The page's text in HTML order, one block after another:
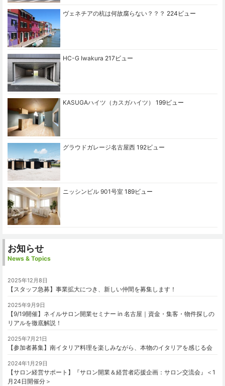
ヴェネチアの杭は何故腐らない？？？ 224ビュー
HC-G Iwakura 217ビュー
KASUGAハイツ（カスガハイツ） 199ビュー
グラウドガレージ名古屋西 192ビュー
ニッシンビル 901号室 189ビュー
お知らせ
News & Topics
2025年12月8日
【スタッフ急募】事業拡大につき、新しい仲間を募集します！
2025年9月9日
【9/19開催】ネイルサロン開業セミナー in 名古屋｜資金・集客・物件探しの
リアルを徹底解説！
2025年7月21日
【参加者募集】南イタリア料理を楽しみながら、本物のイタリアを感じる会
2024年1月29日
【サロン経営サポート】『サロン開業＆経営者応援企画：サロン交流会』＜1
月24日開催分＞